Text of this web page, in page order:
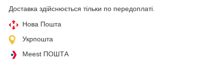
Доставка здійснюється тільки по передоплаті.
Нова Пошта
Укрпошта
Meest ПОШТА